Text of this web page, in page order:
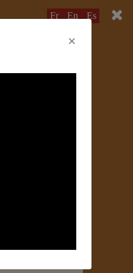
Fr En Es
×